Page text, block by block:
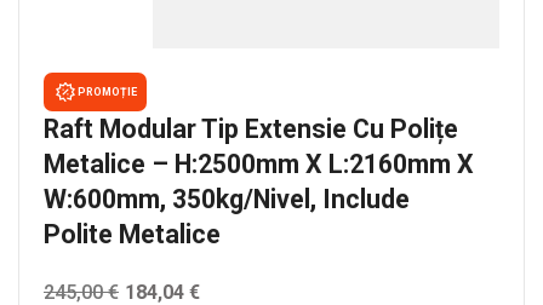
PROMOȚIE
Raft Modular Tip Extensie Cu Polițe
Metalice – H:2500mm X L:2160mm X
W:600mm, 350kg/nivel, Include
Polite Metalice
245,00€ 184,04 €